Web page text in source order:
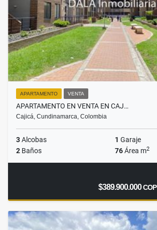
APARTAMENTO VENTA
APARTAMENTO EN VENTA EN CAJ…
Cajicá, Cundinamarca, Colombia
3Alcobas 1 Garaje
2 Baños 76Área m2
$389.900.000COP